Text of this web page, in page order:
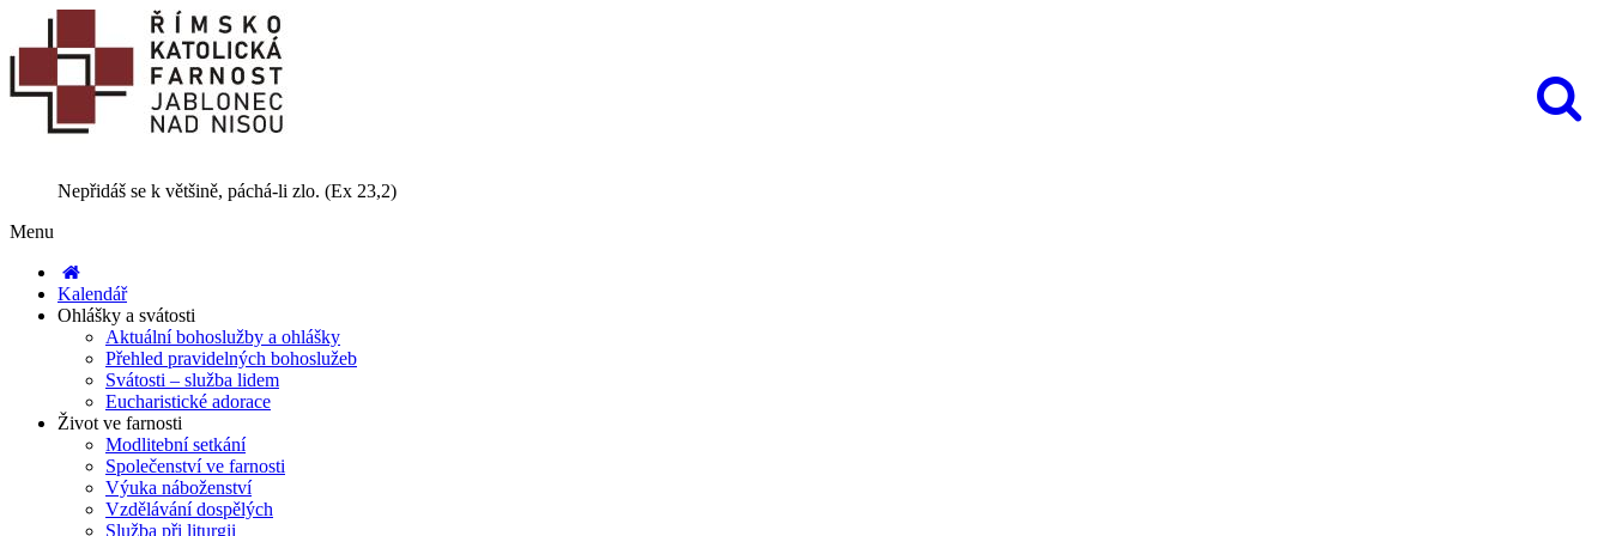
Nepřidáš se k většině, páchá-li zlo. (Ex 23,2)
Menu
Kalendář
Ohlášky a svátosti
Aktuální bohoslužby a ohlášky
Přehled pravidelných bohoslužeb
Svátosti – služba lidem
Eucharistické adorace
Život ve farnosti
Modlitební setkání
Společenství ve farnosti
Výuka náboženství
Vzdělávání dospělých
Služba při liturgii